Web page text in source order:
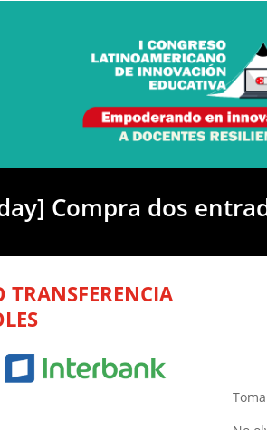
Compra dos
TRANSFERENCIA